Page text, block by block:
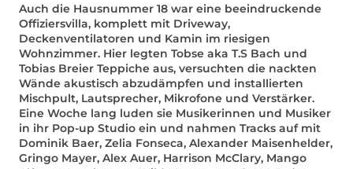
Auch die Hausnummer 18 war eine beeindruckende
Offiziersvilla, komplett mit Driveway,
Deckenventilatoren und Kamin im riesigen
Wohnzimmer. Hier legten Tobse aka T.S Bach und
Tobias Breier Teppiche aus, versuchten die nackten
Wände akustisch abzudämpfen und installierten
Mischpult, Lautsprecher, Mikrofone und Verstärker.
Eine Woche lang luden sie Musikerinnen und Musiker
in ihr Pop-up Studio ein und nahmen Tracks auf mit
Dominik Baer, Zelia Fonseca, Alexander Maisenhelder,
Gringo Mayer, Alex Auer, Harrison McClary, Mango